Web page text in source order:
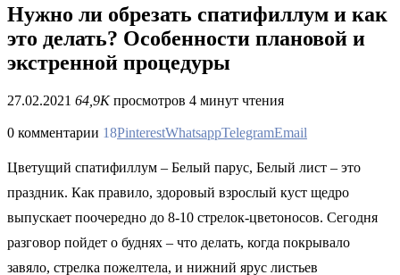
Нужно ли обрезать спатифиллум и как
это делать? Особенности плановой и
экстренной процедуры
27.02.2021 64,9Kпросмотров 4 минут чтения
0 комментарии 18PinterestWhatsappTelegramEmail
Цветущий спатифиллум – Белый парус, Белый лист – это
праздник. Как правило, здоровый взрослый куст щедро
выпускает поочередно до 8-10 стрелок-цветоносов. Сегодня
разговор пойдет о буднях – что делать, когда покрывало
завяло, стрелка пожелтела, и нижний ярус листьев